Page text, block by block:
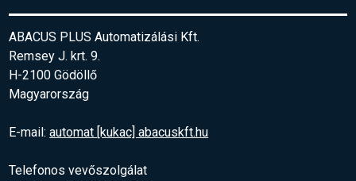
ABACUS PLUS Automatizálási Kft.
Remsey J. krt. 9.
H-2100 Gödöllő
Magyarország
E-mail:automat [kukac] abacuskft.hu
Telefonos vevőszolgálat